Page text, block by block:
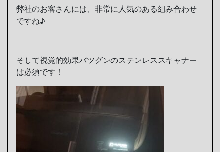
弊社のお客さんには、非常に人気のある組み合わせ
ですね♪
そして視覚的効果バツグンのステンレススキャナー
は必須です！